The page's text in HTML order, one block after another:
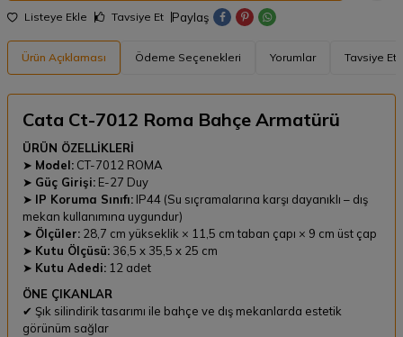
Listeye Ekle Tavsiye Et Paylaş
Ürün Açıklaması Ödeme Seçenekleri Yorumlar Tavsiye Et
Cata Ct-7012 Roma Bahçe Armatürü
ÜRÜN ÖZELLİKLERİ
➤ Model: CT-7012 ROMA
➤ Güç Girişi: E-27 Duy
➤ IP Koruma Sınıfı: IP44 (Su sıçramalarına karşı dayanıklı – dış
mekan kullanımına uygundur)
➤ Ölçüler: 28,7 cm yükseklik × 11,5 cm taban çapı × 9 cm üst çap
➤ Kutu Ölçüsü: 36,5 x 35,5 x 25 cm
➤ Kutu Adedi: 12 adet
ÖNE ÇIKANLAR
✔ Şık silindirik tasarımı ile bahçe ve dış mekanlarda estetik
görünüm sağlar